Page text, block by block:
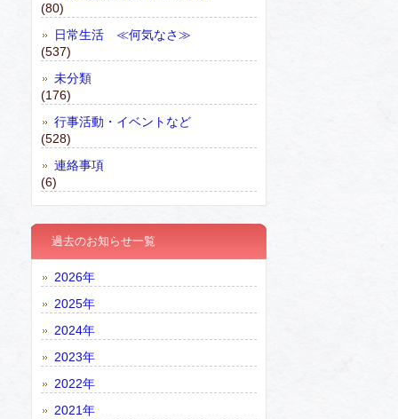
(80)
日常生活 ≪何気なさ≫
(537)
未分類
(176)
行事活動・イベントなど
(528)
連絡事項
(6)
過去のお知らせ一覧
2026年
2025年
2024年
2023年
2022年
2021年